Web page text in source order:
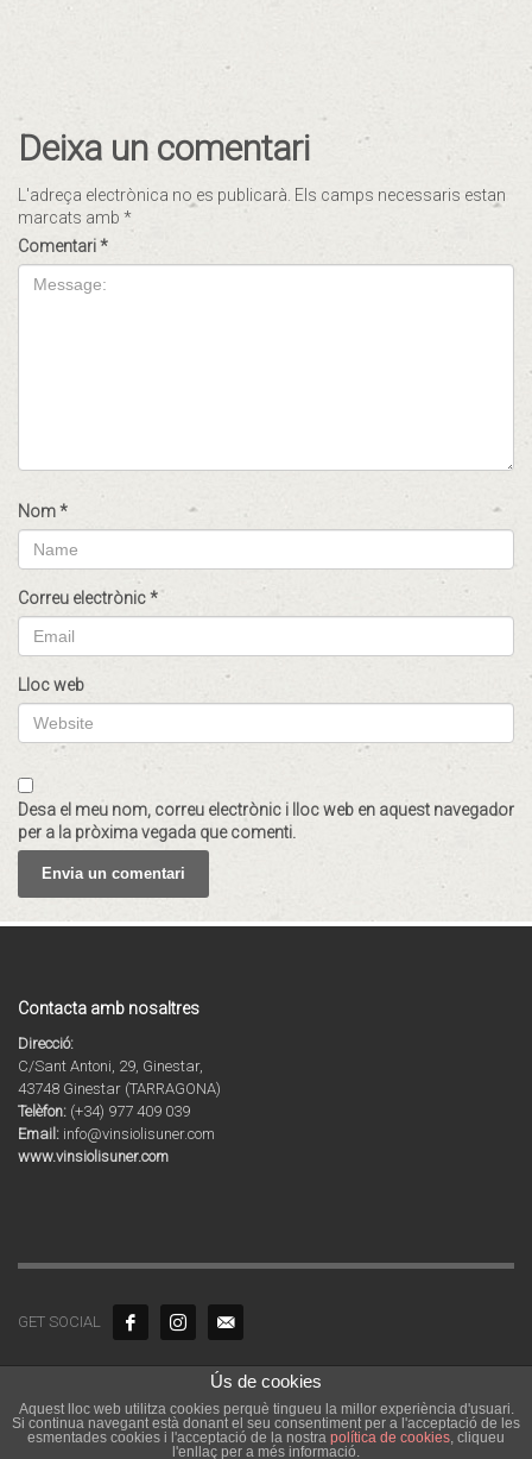
Deixa un comentari
L'adreça electrònica no es publicarà. Els camps necessaris estan
marcats amb *
Comentari*
Nom*
Correu electrònic*
Lloc web
Desa el meu nom, correu electrònic i lloc web en aquest navegador
per a la pròxima vegada que comenti.
Contacta amb nosaltres
Direcció:
C/Sant Antoni, 29, Ginestar,
43748 Ginestar (TARRAGONA)
Telèfon: (+34) 977 409 039
Email: info@vinsiolisuner.com
www.vinsiolisuner.com
GET SOCIAL
© 2020 Copyright by Agrícola Sant Vicenç SL. Tots els drets reservats.
Vins i Olis de Catalunya | Celler i molí familiar a la Ribera d’Ebre a
Tarragona
Ús de cookies
Aquest lloc web utilitza cookies perquè tingueu la millor experiència d'usuari.
Si continua navegant està donant el seu consentiment per a l'acceptació de les
esmentades cookies i l'acceptació de la nostra política de cookies, cliqueu
l'enllaç per a més informació.